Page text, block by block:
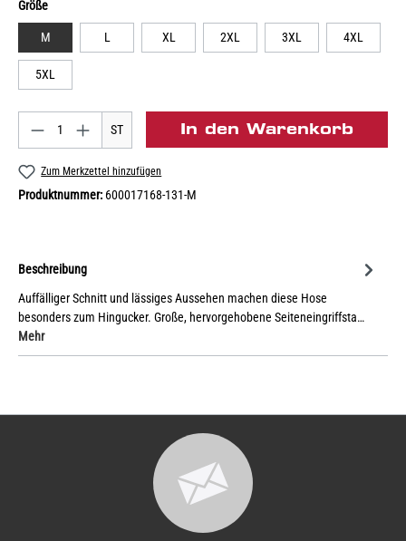
Größe
M L XL 2XL 3XL 4XL
5XL
ST In den Warenkorb
Zum Merkzettel hinzufügen
Produktnummer: 600017168-131-M
Beschreibung
Auffälliger Schnitt und lässiges Aussehen machen diese Hose
besonders zum Hingucker. Große, hervorgehobene Seiteneingriffsta…
Mehr